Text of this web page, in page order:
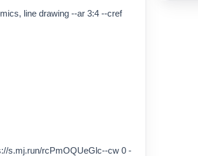
line drawing --ar 3:4 --cref
s.mj.run/rcPmOQUeGlc--cw 0 -